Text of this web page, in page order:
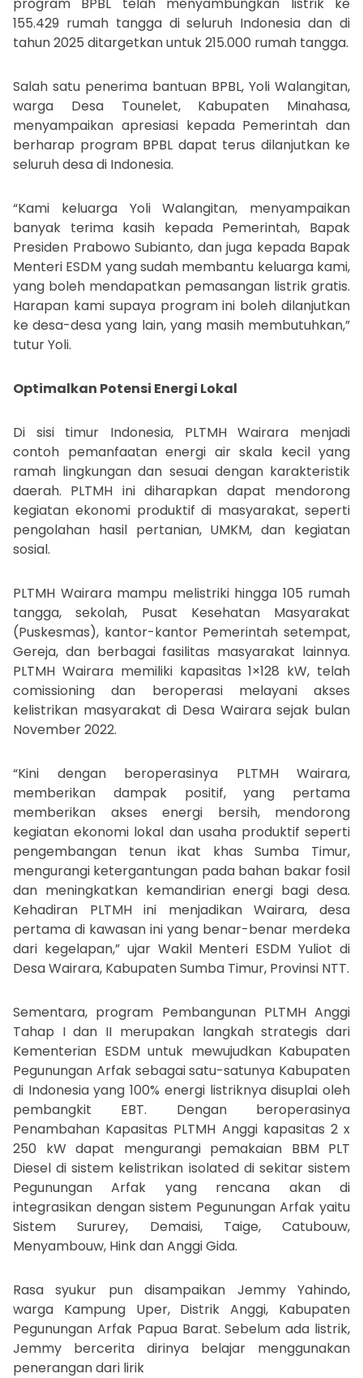
155.429 rumah tangga di seluruh Indonesia dan di
tahun 2025 ditargetkan untuk 215.000 rumah tangga.
Salah satu penerima bantuan BPBL, Yoli Walangitan,
warga Desa Tounelet, Kabupaten Minahasa,
menyampaikan apresiasi kepada Pemerintah dan
berharap program BPBL dapat terus dilanjutkan ke
seluruh desa di Indonesia.
“Kami keluarga Yoli Walangitan, menyampaikan
banyak terima kasih kepada Pemerintah, Bapak
Presiden Prabowo Subianto, dan juga kepada Bapak
Menteri ESDM yang sudah membantu keluarga kami,
yang boleh mendapatkan pemasangan listrik gratis.
Harapan kami supaya program ini boleh dilanjutkan
ke desa-desa yang lain, yang masih membutuhkan,”
tutur Yoli.
Optimalkan Potensi Energi Lokal
Di sisi timur Indonesia, PLTMH Wairara menjadi
contoh pemanfaatan energi air skala kecil yang
ramah lingkungan dan sesuai dengan karakteristik
daerah. PLTMH ini diharapkan dapat mendorong
kegiatan ekonomi produktif di masyarakat, seperti
pengolahan hasil pertanian, UMKM, dan kegiatan
sosial.
PLTMH Wairara mampu melistriki hingga 105 rumah
tangga, sekolah, Pusat Kesehatan Masyarakat
(Puskesmas), kantor-kantor Pemerintah setempat,
Gereja, dan berbagai fasilitas masyarakat lainnya.
PLTMH Wairara memiliki kapasitas 1×128 kW, telah
comissioning dan beroperasi melayani akses
kelistrikan masyarakat di Desa Wairara sejak bulan
November 2022.
“Kini dengan beroperasinya PLTMH Wairara,
memberikan dampak positif, yang pertama
memberikan akses energi bersih, mendorong
kegiatan ekonomi lokal dan usaha produktif seperti
pengembangan tenun ikat khas Sumba Timur,
mengurangi ketergantungan pada bahan bakar fosil
dan meningkatkan kemandirian energi bagi desa.
Kehadiran PLTMH ini menjadikan Wairara, desa
pertama di kawasan ini yang benar-benar merdeka
dari kegelapan,” ujar Wakil Menteri ESDM Yuliot di
Desa Wairara, Kabupaten Sumba Timur, Provinsi NTT.
Sementara, program Pembangunan PLTMH Anggi
Tahap I dan II merupakan langkah strategis dari
Kementerian ESDM untuk mewujudkan Kabupaten
Pegunungan Arfak sebagai satu-satunya Kabupaten
di Indonesia yang 100% energi listriknya disuplai oleh
pembangkit EBT. Dengan beroperasinya
Penambahan Kapasitas PLTMH Anggi kapasitas 2 x
250 kW dapat mengurangi pemakaian BBM PLT
Diesel di sistem kelistrikan isolated di sekitar sistem
Pegunungan Arfak yang rencana akan di
integrasikan dengan sistem Pegunungan Arfak yaitu
Sistem Sururey, Demaisi, Taige, Catubouw,
Menyambouw, Hink dan Anggi Gida.
Rasa syukur pun disampaikan Jemmy Yahindo,
warga Kampung Uper, Distrik Anggi, Kabupaten
Pegunungan Arfak Papua Barat. Sebelum ada listrik,
Jemmy bercerita dirinya belajar menggunakan
penerangan dari lirik